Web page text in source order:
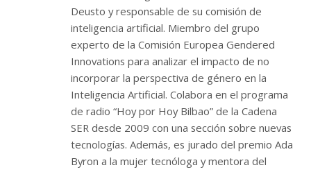
Deusto y responsable de su comisión de
inteligencia artificial. Miembro del grupo
experto de la Comisión Europea Gendered
Innovations para analizar el impacto de no
incorporar la perspectiva de género en la
Inteligencia Artificial. Colabora en el programa
de radio “Hoy por Hoy Bilbao” de la Cadena
SER desde 2009 con una sección sobre nuevas
tecnologías. Además, es jurado del premio Ada
Byron a la mujer tecnóloga y mentora del